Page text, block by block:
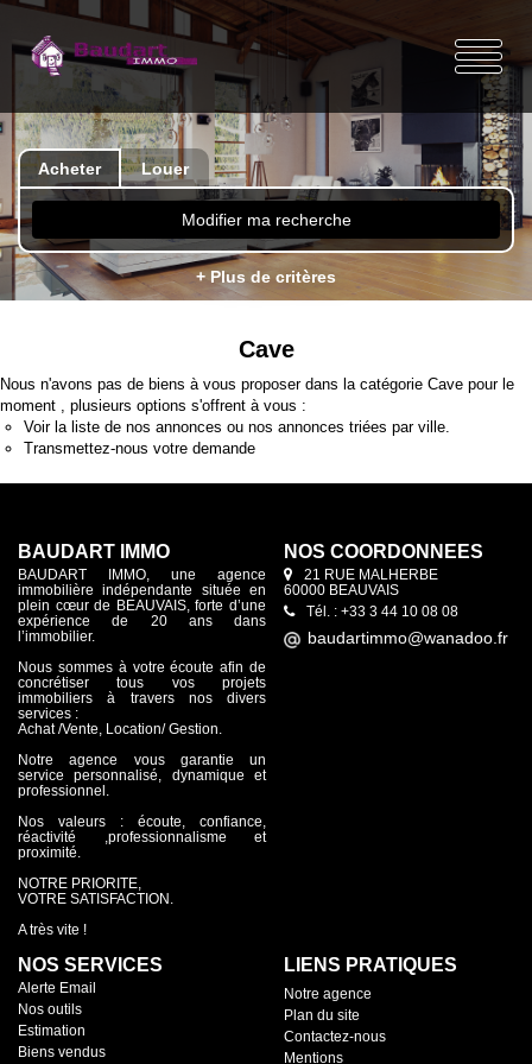
Acheter Louer
Modifier ma recherche
+ Plus de critères
Cave
Nous n'avons pas de biens à vous proposer dans la catégorie Cave pour le
moment , plusieurs options s'offrent à vous :
Voir la liste de nos annonces ou nos annonces triées par ville.
Transmettez-nous votre demande
BAUDART IMMO
BAUDART IMMO, une agence
immobilière indépendante située en
plein cœur de BEAUVAIS, forte d’une
expérience de 20 ans dans
l’immobilier.
Nous sommes à votre écoute afin de
concrétiser tous vos projets
immobiliers à travers nos divers
services :
Achat /Vente, Location/ Gestion.
Notre agence vous garantie un
service personnalisé, dynamique et
professionnel.
Nos valeurs : écoute, confiance,
réactivité ,professionnalisme et
proximité.
NOTRE PRIORITE,
VOTRE SATISFACTION.
A très vite !
NOS COORDONNÉES
21 RUE MALHERBE
60000 BEAUVAIS
Tél. : +33 3 44 10 08 08
NOS SERVICES
Alerte Email
Nos outils
Estimation
Biens vendus
LIENS PRATIQUES
Notre agence
Plan du site
Contactez-nous
Mentions